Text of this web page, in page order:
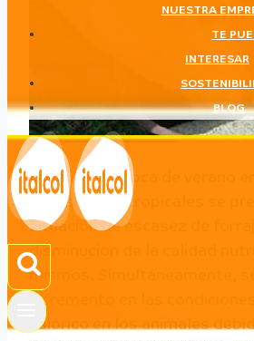
NUESTRA
TE
INTERESAR
BLOG
Durante la época de verano
de las fincas tropicales se
situación de escasez de
disminución de la calidad
mismos. Simultáneamente,
incremento en las
calórico en los animales